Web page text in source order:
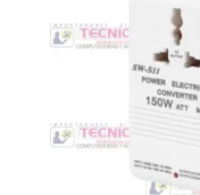
$
1
2
.
3
.